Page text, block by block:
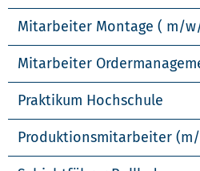
Mitarbeiter Montage ( m/
Mitarbeiter
Praktikum Hochschule
Produktionsmitarbeiter